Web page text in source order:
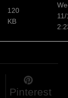
120
KB
Pinterest